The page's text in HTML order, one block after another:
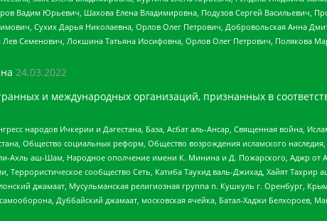
Вадим Юрьевич, Шахова Елена Владимировна, Подузов Сергей Васильевич,
Сухих Дарья Николаевна, Орлов Олег Петрович, Добровольская Анна
Семенович, Локшина Татьяна Иосифовна, Орлов Олег Петрович, Полякова
24.03.2022
и международных организаций, признанных в
народов Ичкерии и Дагестана, База, Асбат аль-Ансар, Священная война,
Общество социальных реформ, Общество возрождения исламского
Ахль аш-Шам, Народное ополчение имени К. Минина и Д. Пожарского, Аджр от
Террористическое сообщество Сеть, Катиба Таухид валь-Джихад, Хайят
джамаат, Мусульманская религиозная группа п. Кушкуль г. Оренбург,
Дуббайский джамаат, московская ячейка, Батал-Хаджи Белхороев,